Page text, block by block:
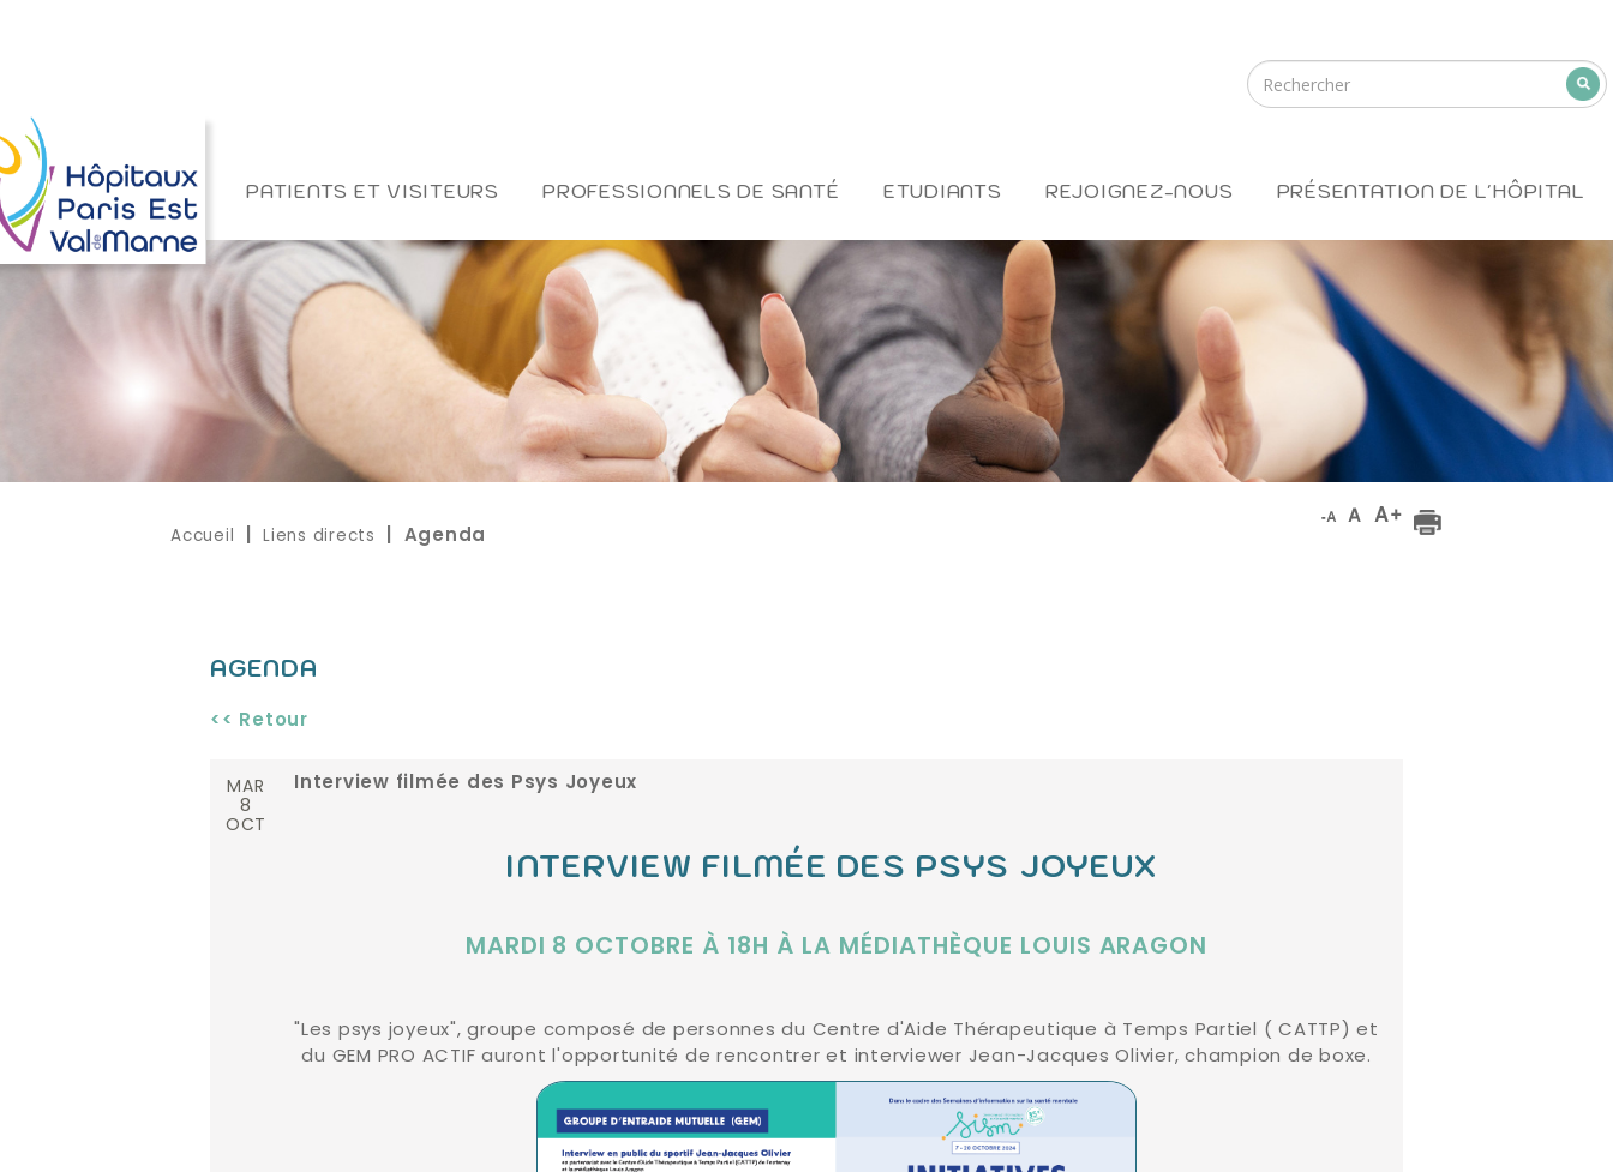
PATIENTS ET VISITEURS PROFESSIONNELS DE SANTÉ ETUDIANTS REJOIGNEZ-NOUS PRÉSENTATION DE L'HÔPITAL
Accueil Liens directs | Agenda
AGENDA
<< Retour
MAR
8
OCT
Interview filmée des Psys Joyeux
INTERVIEW FILMÉE DES PSYS JOYEUX
MARDI 8 OCTOBRE À 18H À LA MÉDIATHÈQUE LOUIS ARAGON
"Les psys joyeux", groupe composé de personnes du Centre d'Aide Thérapeutique à Temps Partiel ( CATTP) et
du GEM PRO ACTIF auront l'opportunité de rencontrer et interviewer Jean-Jacques Olivier, champion de boxe.